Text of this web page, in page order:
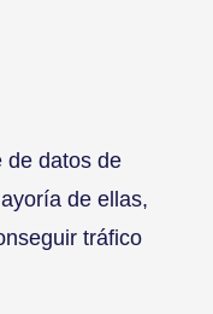
de datos de
de ellas,
tráfico